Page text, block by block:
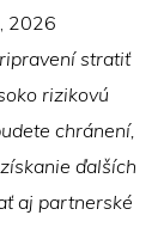
2026
stratiť
rizikovú
chránení,
ďalších
aj partnerské